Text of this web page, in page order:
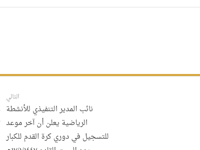
التالي
نائب المدير التنفيذي للأنشطة
الرياضية يعلن أن آخر موعد
للتسجيل في دوري كرة القدم للكبار